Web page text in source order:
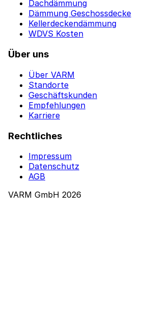
Dachdämmung
Dämmung Geschossdecke
Kellerdeckendämmung
WDVS Kosten
Über uns
Über VARM
Standorte
Geschäftskunden
Empfehlungen
Karriere
Rechtliches
Impressum
Datenschutz
AGB
VARM GmbH 2026